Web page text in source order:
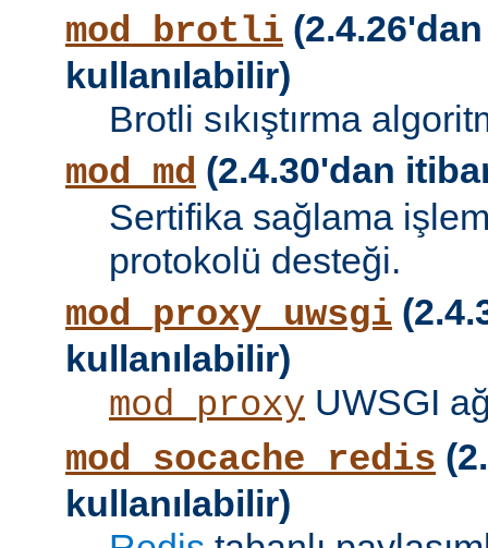
mod_brotli
kullanılabilir)
Brotli sıkıştırma
mod_md (2.4.30'dan
Sertifika sağlama
protokolü desteği.
mod_proxy_uwsgi
kullanılabilir)
mod_proxy UWSGI
mod_socache_redis
kullanılabilir)